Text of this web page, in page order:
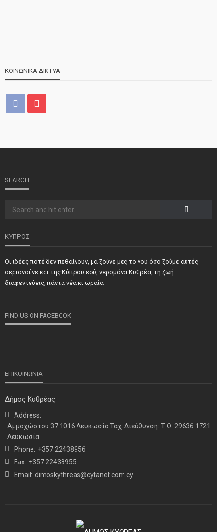
ΣΗΜΑΝΤΙΚΑ ΤΕΛΕΥΤΑΙΑ ΝΕΑ
Τιμήθηκαν και φέτος προσωπικότητες και φορείς των
ΝΕΑ ΤΕΛΕΥΤΑΙΑ ΝΕΑ
Η παρουσία μας στο 41ο Συνέδριο της ΠΣΕΚΑ στην
Ουάσινγκτον
ΚΟΙΝΩΝΙΚΑ ΔΙΚΤΥΑ
SEARCH
ΚΥΠΡΟΣ
Οι ιδέες ποτέ δεν πεθαίνουν, μα ζούνε μες το νου όσο ζούμε αυτές
σεριανούνε και της Κύπρου εσύ, νερομάνα Κυθρέα, τη ζωή
διαφεντεύεις, πάντα νέα κι ωραία
FIND US ON FACEBOOK
ΕΠΙΚΟΙΝΩΝΙΑ
Δήμος Κυθρέας
Address:
Αμμοχώστου 37 1016 Λευκωσία Ταχ. Διεύθυνση: Τ.Θ. 29636 1721
Λευκωσία
Phone: +357 22438956
Fax: +357 22438955
Email: dimoskythreas@cytanet.com.cy